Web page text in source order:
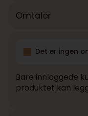
Omtaler
Det er ingen
Bare innloggede
produktet kan